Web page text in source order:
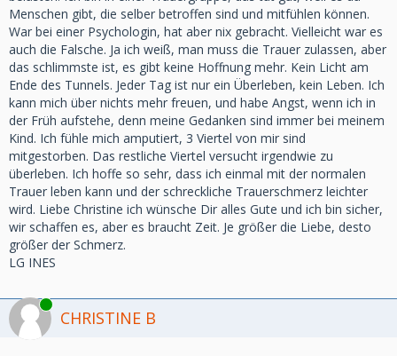
Menschen gibt, die selber betroffen sind und mitfühlen können.
War bei einer Psychologin, hat aber nix gebracht. Vielleicht war es
auch die Falsche. Ja ich weiß, man muss die Trauer zulassen, aber
das schlimmste ist, es gibt keine Hoffnung mehr. Kein Licht am
Ende des Tunnels. Jeder Tag ist nur ein Überleben, kein Leben. Ich
kann mich über nichts mehr freuen, und habe Angst, wenn ich in
der Früh aufstehe, denn meine Gedanken sind immer bei meinem
Kind. Ich fühle mich amputiert, 3 Viertel von mir sind
mitgestorben. Das restliche Viertel versucht irgendwie zu
überleben. Ich hoffe so sehr, dass ich einmal mit der normalen
Trauer leben kann und der schreckliche Trauerschmerz leichter
wird. Liebe Christine ich wünsche Dir alles Gute und ich bin sicher,
wir schaffen es, aber es braucht Zeit. Je größer die Liebe, desto
größer der Schmerz.
LG INES
Online
CHRISTINE B